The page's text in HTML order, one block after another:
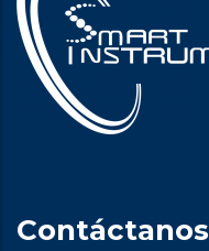
Contáctanos